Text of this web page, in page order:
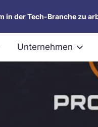
in der Tech-Branche zu
Unternehmen